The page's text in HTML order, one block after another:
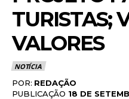
TURISTAS;
VALORES
NOTÍCIA
POR: REDAÇÃO
PUBLICAÇÃO 18 DE